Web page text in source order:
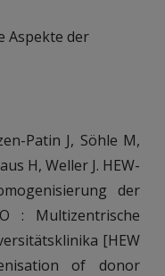
Aspekte der
Patin J, Söhle M,
H, Weller J. HEW-
der
: Multizentrische
[HEW
of donor